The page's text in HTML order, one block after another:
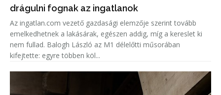
drágulni fognak az ingatlanok
Az ingatlan.com vezető gazdasági elemzője szerint tovább
emelkedhetnek a lakásárak, egészen addig, míg a kereslet ki
nem fullad. Balogh László az M1 délelőtti műsorában
kifejtette: egyre többen köl...